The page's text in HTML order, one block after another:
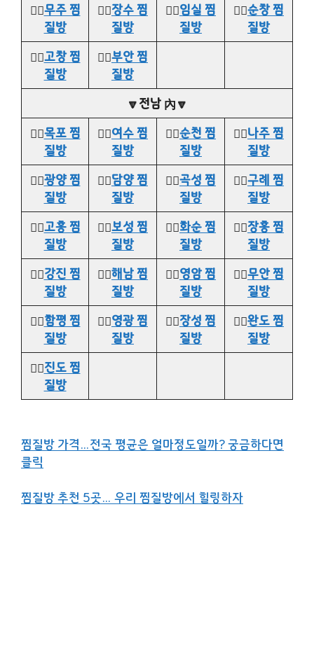
👉🏻무주 찜
질방
👉🏻장수 찜
질방
👉🏻임실 찜
질방
👉🏻순창 찜
질방
👉🏻고창 찜
질방
👉🏻부안 찜
질방
🔽전남 內🔽
👉🏻목포 찜
질방
👉🏻여수 찜
질방
👉🏻순천 찜
질방
👉🏻나주 찜
질방
👉🏻광양 찜
질방
👉🏻담양 찜
질방
👉🏻곡성 찜
질방
👉🏻구례 찜
질방
👉🏻고흥 찜
질방
👉🏻보성 찜
질방
👉🏻화순 찜
질방
👉🏻장흥 찜
질방
👉🏻강진 찜
질방
👉🏻해남 찜
질방
👉🏻영암 찜
질방
👉🏻무안 찜
질방
👉🏻함평 찜
질방
👉🏻영광 찜
질방
👉🏻장성 찜
질방
👉🏻완도 찜
질방
👉🏻진도 찜
질방
찜질방 가격…전국 평균은 얼마정도일까? 궁금하다면
클릭
찜질방 추천 5곳… 우리 찜질방에서 힐링하자